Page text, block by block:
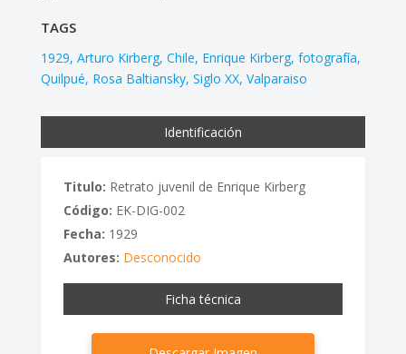
TAGS
1929 Arturo Kirberg Chile Enrique Kirberg fotografía
Quilpué Rosa Baltiansky Siglo XX Valparaiso
Identificación
Titulo: Retrato juvenil de Enrique Kirberg
Código: EK-DIG-002
Fecha: 1929
Autores: Desconocido
Ficha técnica